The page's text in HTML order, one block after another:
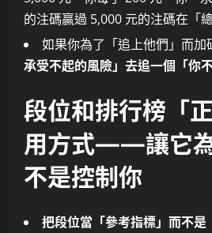
的注碼贏過 5,000 元的注碼在「
如果你為了「追上他們」而
承受不起的風險」去追一個「你
段位和排行榜「
用方式——讓它
不是控制你
把段位當「參考指標」而不是